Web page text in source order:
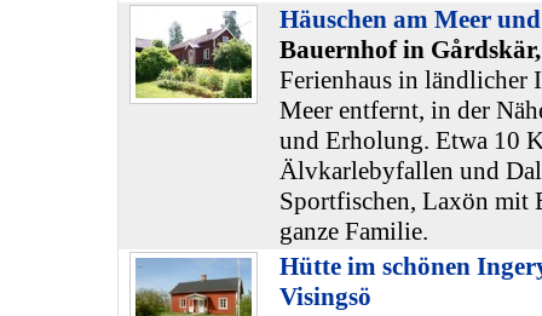
Häuschen am Meer
Bauernhof in
Ferienhaus in ländlicher
Meer entfernt, in der
und Erholung. Etwa 10
Älvkarlebyfallen und
Sportfischen, Laxön mit
ganze Familie.
Hütte im schönen
Visingsö